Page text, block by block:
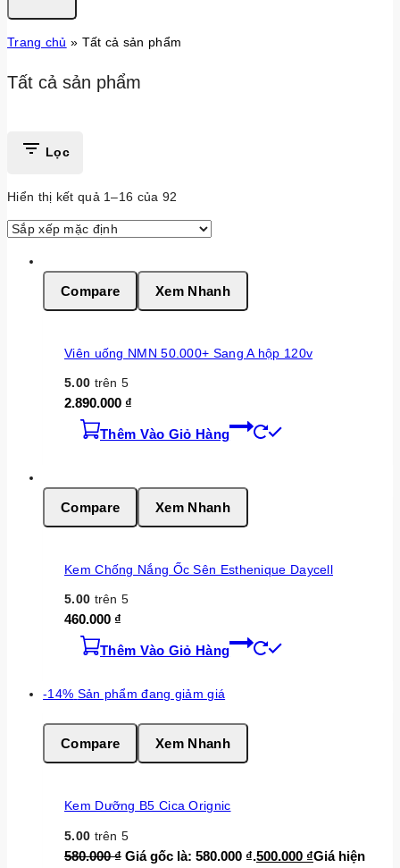
Trang chủ » Tất cả sản phẩm
Tất cả sản phẩm
Lọc
Hiển thị kết quả 1–16 của 92
Compare Xem Nhanh
Viên uống NMN 50.000+ Sang A hộp 120v
5.00 trên 5
2.890.000 ₫
Thêm Vào Giỏ Hàng
Compare Xem Nhanh
Kem Chống Nắng Ốc Sên Esthenique Daycell
5.00 trên 5
460.000 ₫
Thêm Vào Giỏ Hàng
-14% Sản phẩm đang giảm giá
Compare Xem Nhanh
Kem Dưỡng B5 Cica Orignic
5.00 trên 5
580.000₫ Giá gốc là: 580.000 ₫.500.000 ₫Giá hiện